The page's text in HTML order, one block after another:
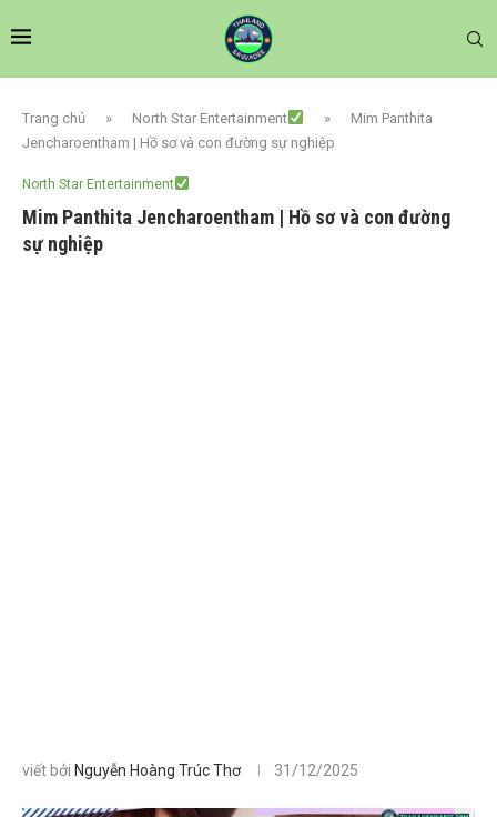
Trang chủ » North Star Entertainment »
Mim Panthita
Jencharoentham | Hồ sơ và con đường sự nghiệp
North Star Entertainment
Mim Panthita Jencharoentham | Hồ sơ và con đường
sự nghiệp
viết bởi Nguyễn Hoàng Trúc Thơ 31/12/2025